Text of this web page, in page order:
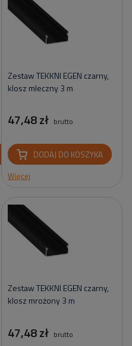
Zestaw TEKKNI EGEN czarny,
klosz mleczny 3 m
47,48 zł brutto
DODAJ DO KOSZYKA
Więcej
Zestaw TEKKNI EGEN czarny,
klosz mrożony 3 m
47,48 zł brutto